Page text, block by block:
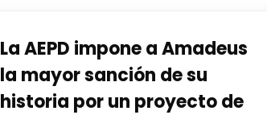
La AEPD impone a Amadeus
la mayor sanción de su
historia por un proyecto de